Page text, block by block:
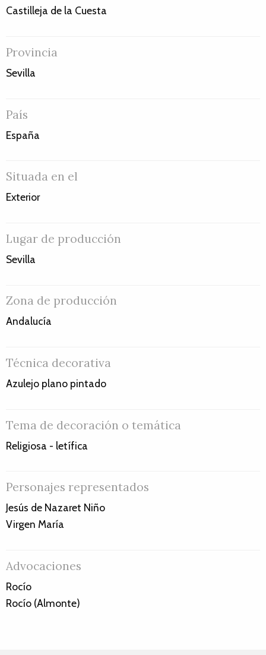
Castilleja de la Cuesta
Provincia
Sevilla
País
España
Situada en el
Exterior
Lugar de producción
Sevilla
Zona de producción
Andalucía
Técnica decorativa
Azulejo plano pintado
Tema de decoración o temática
Religiosa - letífica
Personajes representados
Jesús de Nazaret Niño
Virgen María
Advocaciones
Rocío
Rocío (Almonte)